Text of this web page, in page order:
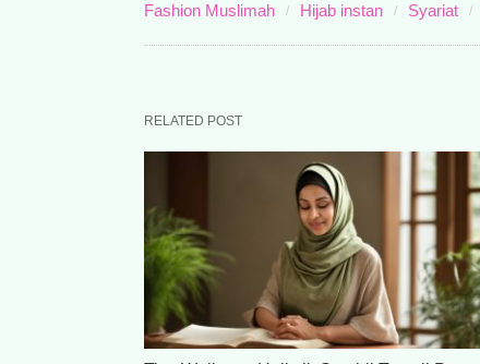
Fashion Muslimah Hijab instan Syariat
RELATED POST